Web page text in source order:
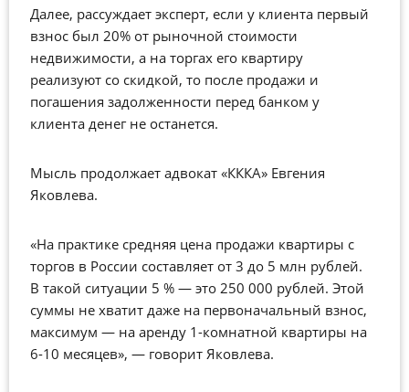
Далее, рассуждает эксперт, если у клиента первый
взнос был 20% от рыночной стоимости
недвижимости, а на торгах его квартиру
реализуют со скидкой, то после продажи и
погашения задолженности перед банком у
клиента денег не останется.
Мысль продолжает адвокат «КККА» Евгения
Яковлева.
«На практике средняя цена продажи квартиры с
торгов в России составляет от 3 до 5 млн рублей.
В такой ситуации 5 % — это 250 000 рублей. Этой
суммы не хватит даже на первоначальный взнос,
максимум — на аренду 1-комнатной квартиры на
6-10 месяцев», — говорит Яковлева.